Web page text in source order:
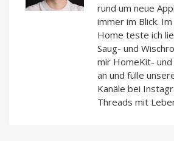
rund um neue
immer im Blick.
Home teste ich
Saug- und
mir HomeKit-
an und fülle
Kanäle bei
Threads mit